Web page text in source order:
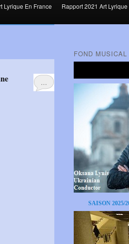
Lyrique En France Rapport 2021 Art Lyrique
…
FOND MUSICAL
SAISON 2025/